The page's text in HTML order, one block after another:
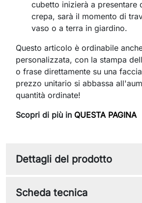
cubetto inizierà a presentare
crepa, sarà il momento di
vaso o a terra in giardino.
Questo articolo è ordinabile
personalizzata, con la stampa
o frase direttamente su una
prezzo unitario si abbassa
quantità ordinate!
Scopri di più in QUESTA PAGINA
Dettagli del prodotto
Scheda tecnica